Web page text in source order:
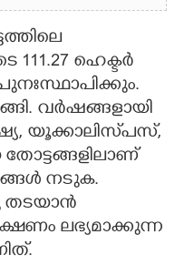
111.27 ഹെക്ടർ
വർഷങ്ങളായി
യൂക്കാലിസ്‌പസ്,
നടുക.
തടയാൻ
ലഭ്യമാക്കുന്ന